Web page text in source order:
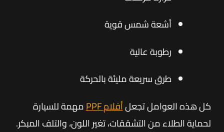
أشعة شمس قوية
رطوبة عالية
طرق سريعة مليئة بالحركة
كل هذه العوامل تجعلأفلام PPF
مهمة للسيارة
لحماية الطلاء من التشققات، تغير اللون، والتلف المبكر.